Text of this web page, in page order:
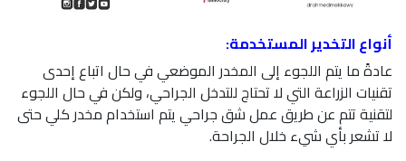
أنواع التخدير المستخدمة:
عادةً ما يتم اللجوء إلى المخدر الموضعي في حال اتباع إحدى
تقنيات الزراعة التي لا تحتاج للتدخل الجراحي، ولكن في حال اللجوء
لتقنية تتم عن طريق عمل شق جراحي يتم استخدام مخدر كلي حتى
لا تشعر بأي شيء خلال الجراحة.